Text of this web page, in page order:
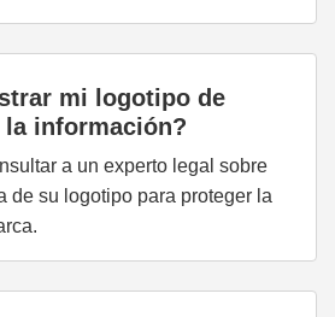
mi logotipo de
información?
a un experto legal sobre
de su logotipo para proteger la